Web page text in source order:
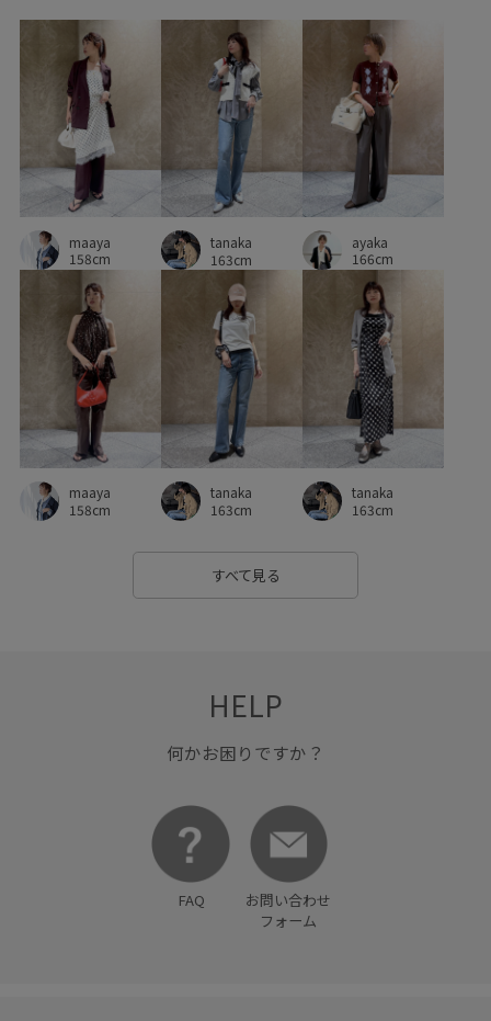
イラスト オフショルダー オンにもオフにも
オーバーサイズ カジュアル
カラーデニム カーディガン クッション コラボ
コーディネートのアクセント サマーニット
シアー シャープ シンプル
シンプルなトップス ジャケット スカート
ストレスフリー デニムとの相性抜群
デニムに合わせる ニット フェミニン
フラットシューズ フリル プリントTシャツ
ヘアアレンジ ヘルシー ベルト ポケット付き
ポスター ポップ ポリエステル ポーチ マーブル
マーメイドスカート リボンデザイン レディライク
ワンピース ヴィンテージ
上品 低反発 別注
軽くて柔らかい 軽やかな素材感
高級感
maaya
158cm
tanaka
163cm
ayaka
166cm
maaya
158cm
tanaka
163cm
tanaka
163cm
すべて見る
HELP
何かお困りですか？
FAQ
お問い合わせ
フォーム